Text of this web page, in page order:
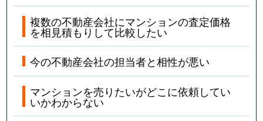
複数の不動産会社にマンションの査定価格
を相見積もりして比較したい
今の不動産会社の担当者と相性が悪い
マンションを売りたいがどこに依頼してい
いかわからない